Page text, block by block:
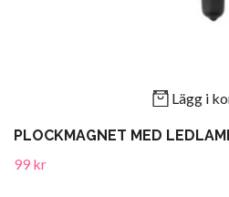
Lägg i
PLOCKMAGNET MED
99 kr